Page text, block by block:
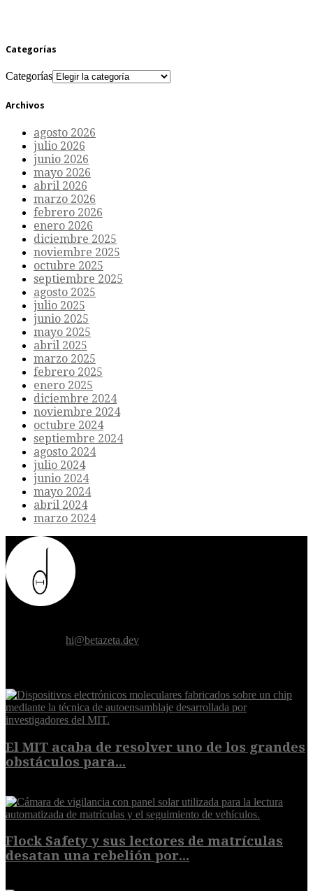
Categorías
Categorías
Archivos
agosto 2026
julio 2026
junio 2026
mayo 2026
abril 2026
marzo 2026
febrero 2026
enero 2026
diciembre 2025
noviembre 2025
octubre 2025
septiembre 2025
agosto 2025
julio 2025
junio 2025
mayo 2025
abril 2025
marzo 2025
febrero 2025
enero 2025
diciembre 2024
noviembre 2024
octubre 2024
septiembre 2024
agosto 2024
julio 2024
junio 2024
mayo 2024
abril 2024
marzo 2024
hi@betazeta.dev
El MIT acaba de resolver uno de los grandes
obstáculos para...
Flock Safety y sus lectores de matrículas
desatan una rebelión por...